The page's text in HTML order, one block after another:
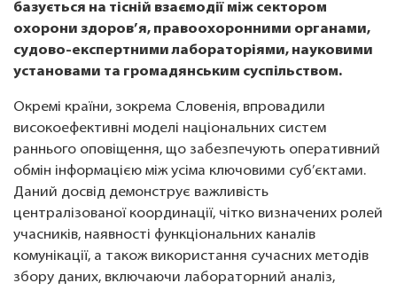
базується на тісній взаємодії між сектором
охорони здоров’я, правоохоронними органами,
судово-експертними лабораторіями, науковими
установами та громадянським суспільством.
Окремі країни, зокрема Словенія, впровадили
високоефективні моделі національних систем
раннього оповіщення, що забезпечують оперативний
обмін інформацією між усіма ключовими суб’єктами.
Даний досвід демонструє важливість
централізованої координації, чітко визначених ролей
учасників, наявності функціональних каналів
комунікації, а також використання сучасних методів
збору даних, включаючи лабораторний аналіз,